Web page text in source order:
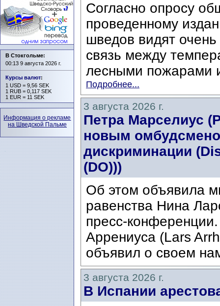
Согласно опросу
проведенному
шведов видят
связь между
лесными пожарами
Подробнее...
3 августа 2026 г.
Петра Марселиус
новым
дискриминации
(DO)))
Об этом объявила
равенства Нина
пресс-
Аррениуса (Lars
объявил о своем
3 августа 2026 г.
В Испании
В Стокгольме:
00:13 9 августа 2026 г.
Курсы валют:
1 USD = 9,56 SEK
1 RUB = 0,117 SEK
1 EUR = 11 SEK
Информация о рекламе
на Шведской Пальме